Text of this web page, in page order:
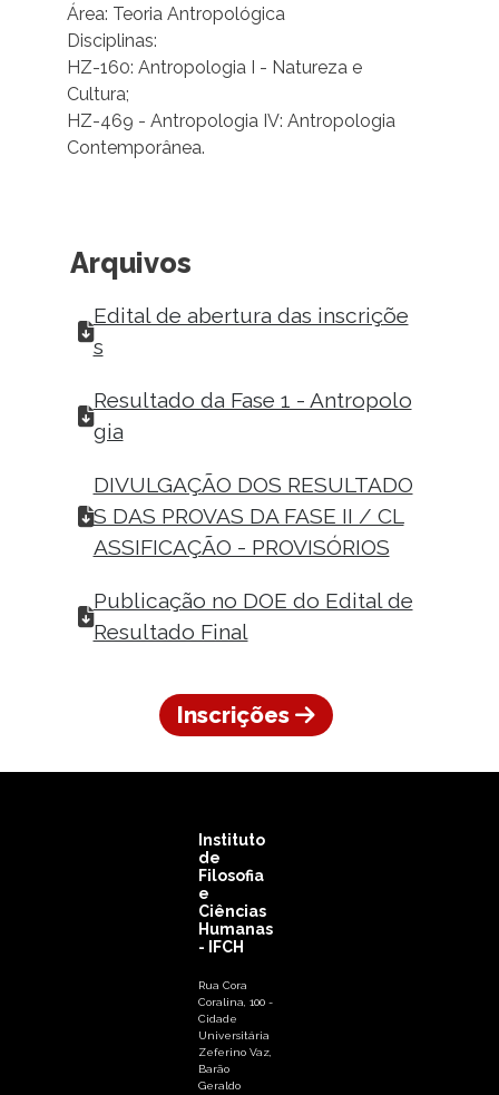
Área: Teoria Antropológica
Disciplinas:
HZ-160: Antropologia I - Natureza e
Cultura;
HZ-469 - Antropologia IV: Antropologia
Contemporânea.
Arquivos
Edital de abertura das inscriçõe
s
Resultado da Fase 1 - Antropolo
gia
DIVULGAÇÃO DOS RESULTADO
S DAS PROVAS DA FASE II / CL
ASSIFICAÇÃO - PROVISÓRIOS
Publicação no DOE do Edital de
Resultado Final
Inscrições
Instituto
de
Filosofia
e
Ciências
Humanas
- IFCH
Rua Cora
Coralina, 100 -
Cidade
Universitária
Zeferino Vaz,
Barão
Geraldo